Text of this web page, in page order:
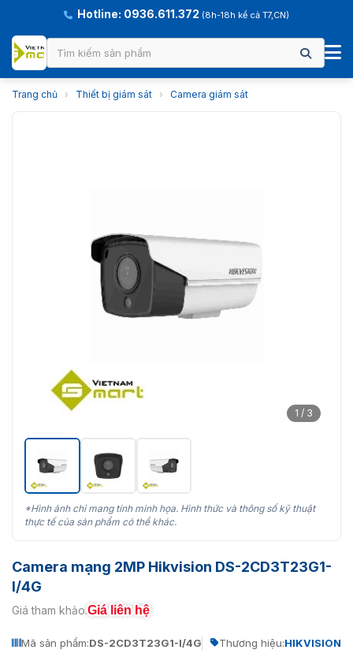
Hotline: 0936.611.372 (8h-18h kể cả T7,CN)
Trang chủ › Thiết bị giám sát › Camera giám sát
1 / 3
*Hình ảnh chỉ mang tính minh họa. Hình thức và thông số kỹ thuật
thực tế của sản phẩm có thể khác.
Camera mạng 2MP Hikvision DS-2CD3T23G1-
I/4G
Giá tham khảo:Giá liên hệ
Mã sản phẩm:DS-2CD3T23G1-I/4G Thương hiệu:HIKVISION